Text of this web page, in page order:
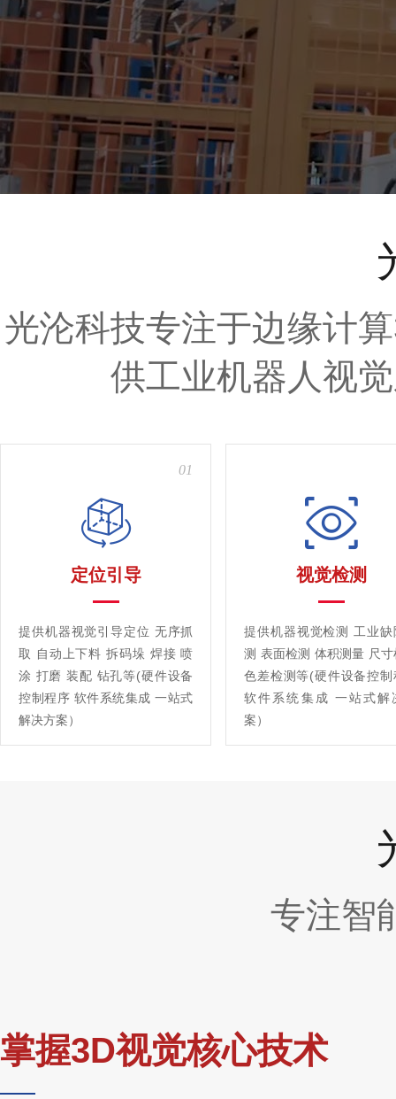
光沦科技专注于边缘计
供工业机器人视
01
定位引导
提供机器视觉引导定位 无序抓
取 自动上下料 拆码垛 焊接 喷
涂 打磨 装配 钻孔等(硬件设备
控制程序 软件系统集成 一站式
解决方案）
视觉检测
提供机器视觉检测 工业缺
测 表面检测 体积测量 尺寸
色差检测等(硬件设备控制
软件系统集成 一站式解
案）
专注智
掌握3D视觉核心技术